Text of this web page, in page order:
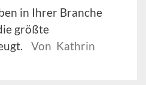
in Ihrer Branche
größte
Von Kathrin